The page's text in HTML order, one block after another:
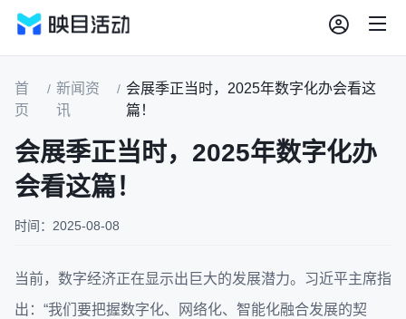
首
页
/ 新闻资
讯
/ 会展季正当时，2025年数字化办会看这
篇！
会展季正当时，2025年数字化办
会看这篇！
时间：2025-08-08
当前，数字经济正在显示出巨大的发展潜力。习近平主席指
出：“我们要把握数字化、网络化、智能化融合发展的契